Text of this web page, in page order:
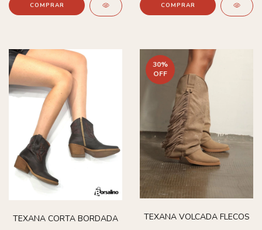
COMPRAR COMPRAR
TEXANA CORTA BORDADA
30%
OFF
TEXANA VOLCADA FLECOS